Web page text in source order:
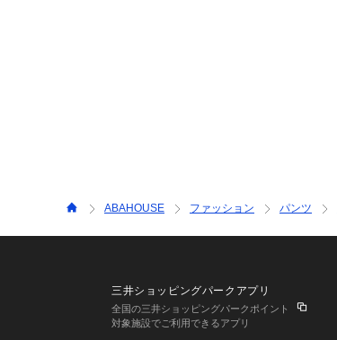
ABAHOUSE ファッション パンツ
三井ショッピングパークアプリ
全国の三井ショッピングパークポイント
対象施設でご利用できるアプリ